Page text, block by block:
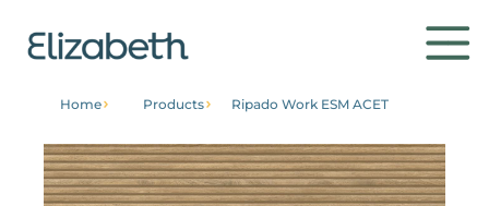
Products
Home Products Ripado Work ESM ACET